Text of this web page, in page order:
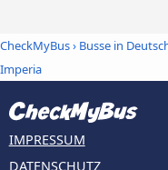
CheckMyBus› Busse in
Imperia
IMPRESSUM
DATENSCHUTZ